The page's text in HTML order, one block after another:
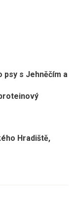
psy s Jehněčím a
Hradiště,